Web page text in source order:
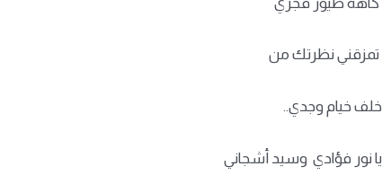
تمزقني نظرتك من
خلف خيام وجدي..
يا نور فؤادي وسيد أشجاني